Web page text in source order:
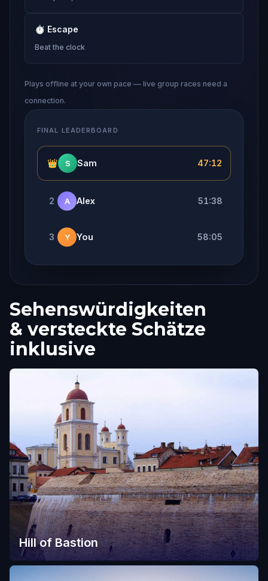
⏱ Escape
Beat the clock
Plays offline at your own pace — live group races need a
connection.
FINAL LEADERBOARD
👑 S Sam 47:12
2 A Alex 51:38
3 Y You 58:05
Sehenswürdigkeiten
& versteckte Schätze
inklusive
Hill of Bastion